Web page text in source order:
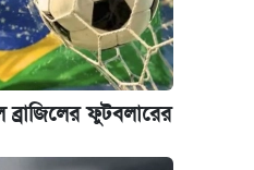
ফুটবলারের